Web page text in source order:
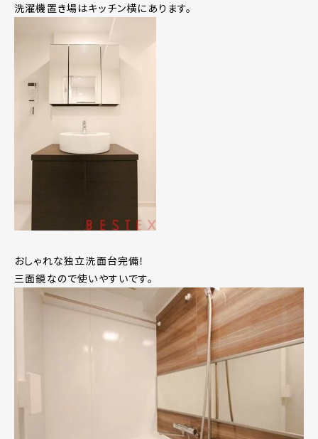
洗濯機置き場はキッチン横にあります。
おしゃれな独立洗面台完備！
三面鏡なので使いやすいです。